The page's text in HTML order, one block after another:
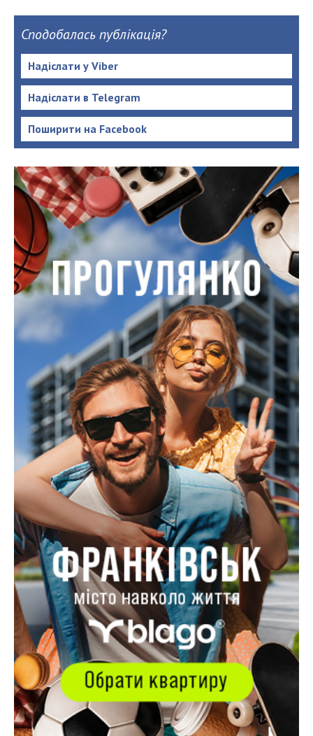
Сподобалась публікація?
Надіслати у Viber
Надіслати в Telegram
Поширити на Facebook